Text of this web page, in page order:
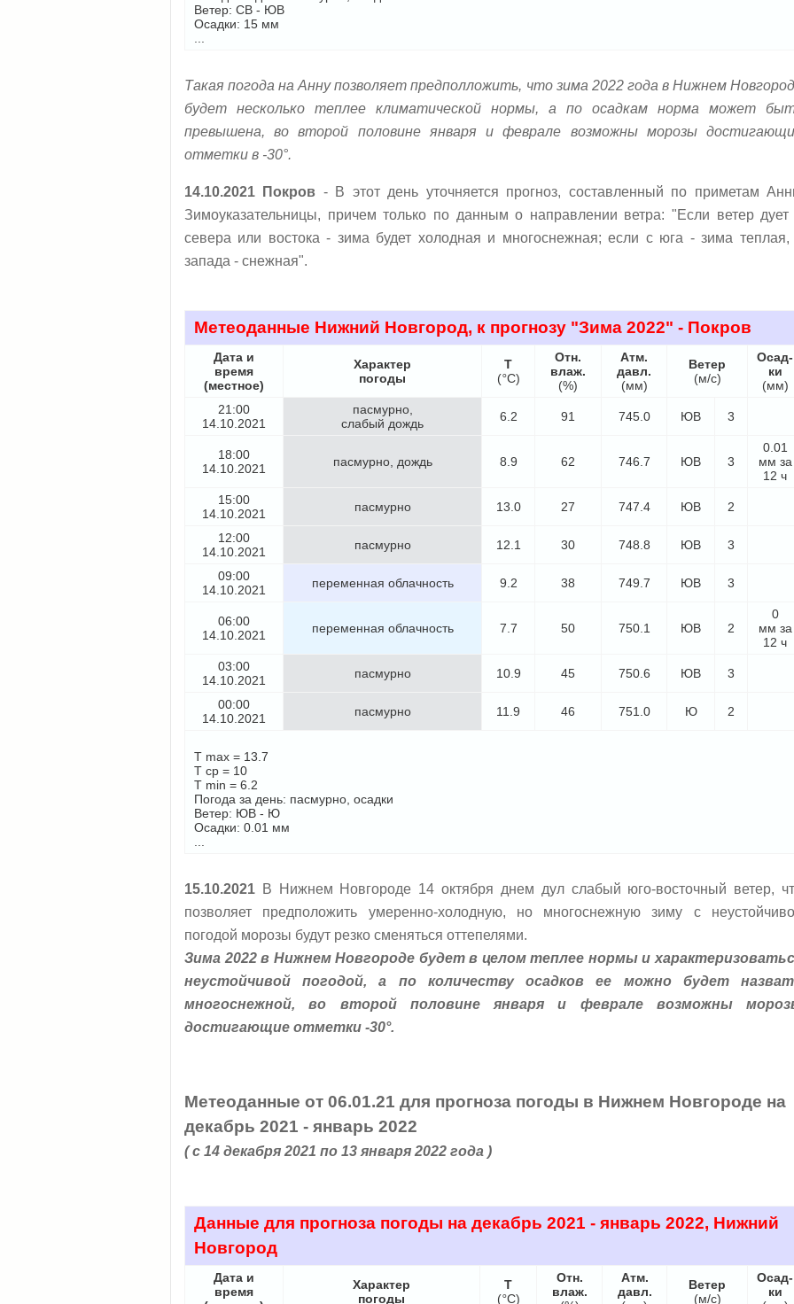
Ветер: СВ - ЮВ
Осадки: 15 мм
Такая погода на Анну позволяет предполложить, что зима 2022 года в Нижнем
будет несколько теплее климатической нормы, а по осадкам норма может
превышена, во второй половине января и феврале возможны морозы
отметки в -30°.
14.10.2021 Покров - В этот день уточняется прогноз, составленный по приметам
Зимоуказательницы, причем только по данным о направлении ветра: "Если ветер дует
севера или востока - зима будет холодная и многоснежная; если с юга - зима теплая,
запада - снежная".
Метеоданные Нижний Новгород, к прогнозу "Зима 2022" - Покров
Дата и
время
(местное)
Характер
погоды
Т
(°C)
Отн.
влаж.
(%)
Атм.
давл.
(мм)
Ветер
(м/с)
Осад-
ки
(мм)
21:00
14.10.2021
пасмурно,
слабый дождь
6.2 91 745.0 ЮВ 3
18:00
14.10.2021
пасмурно, дождь 8.9 62 746.7 ЮВ 3
0.01
мм за
12 ч
15:00
14.10.2021
пасмурно 13.0 27 747.4 ЮВ 2
12:00
14.10.2021
пасмурно 12.1 30 748.8 ЮВ 3
09:00
14.10.2021
переменная облачность 9.2 38 749.7 ЮВ 3
06:00
14.10.2021
переменная облачность 7.7 50 750.1 ЮВ 2
0
мм за
12 ч
03:00
14.10.2021
пасмурно 10.9 45 750.6 ЮВ 3
00:00
14.10.2021
пасмурно 11.9 46 751.0 Ю 2
T max = 13.7
T cp = 10
T min = 6.2
Погода за день: пасмурно, осадки
Ветер: ЮВ - Ю
Осадки: 0.01 мм
15.10.2021
В Нижнем Новгороде 14 октября днем дул слабый юго-восточный ветер,
позволяет предположить умеренно-холодную, но многоснежную зиму с
погодой морозы будут резко сменяться оттепелями.
Зима 2022 в Нижнем Новгороде будет в целом теплее нормы и
неустойчивой погодой, а по количеству осадков ее можно будет
многоснежной, во второй половине января и феврале возможны
достигающие отметки -30°.
Метеоданные от 06.01.21 для прогноза погоды в Нижнем Новгороде на
декабрь 2021 - январь 2022
( с 14 декабря 2021 по 13 января 2022 года )
Данные для прогноза погоды на декабрь 2021 - январь 2022, Нижний
Новгород
Дата и
время
Характер
погоды
Т
(°C)
Отн.
влаж.
Атм.
давл.
Ветер
(м/с)
Осад-
ки